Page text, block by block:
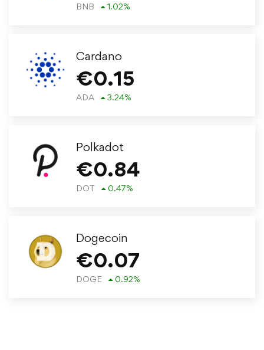
BNB 1.02%
Cardano
€0.15
ADA 3.24%
Polkadot
€0.84
DOT 0.47%
Dogecoin
€0.07
DOGE 0.92%